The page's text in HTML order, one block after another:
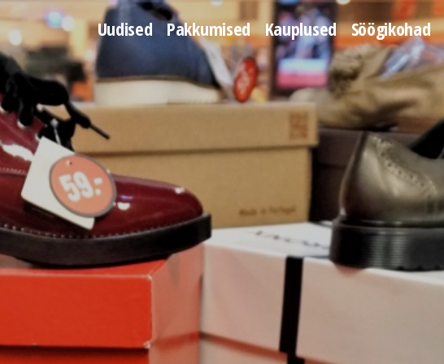
Uudised Pakkumised Kauplused Söögikohad